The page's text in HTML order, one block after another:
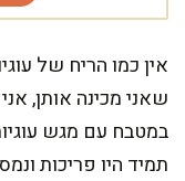
אין כמו הריח של
שאני מכינה אותן,
במטבח עם מגש
תמיד היו פריכות